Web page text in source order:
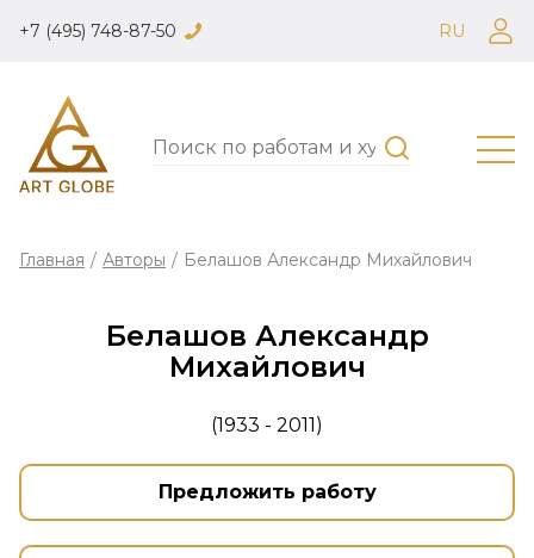
+7 (495) 748-87-50 RU
Главная / Авторы / Белашов Александр Михайлович
Белашов Александр
Михайлович
(1933 - 2011)
Предложить работу